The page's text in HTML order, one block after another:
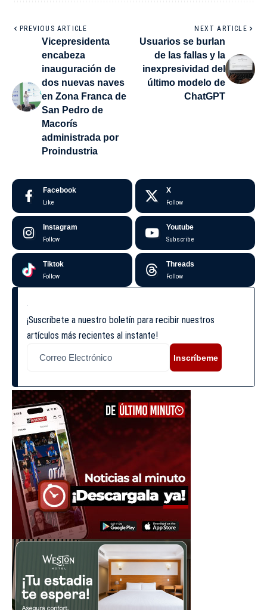
PREVIOUS ARTICLE
Vicepresidenta
encabeza
inauguración de
dos nuevas naves
en Zona Franca de
San Pedro de
Macorís
administrada por
Proindustria
NEXT ARTICLE
Usuarios se burlan
de las fallas y la
inexpresividad del
último modelo de
ChatGPT
Facebook
Like
X
Follow
Instagram
Follow
Youtube
Subscribe
Tiktok
Follow
Threads
Follow
¡Suscríbete a nuestro boletín para recibir nuestros
artículos más recientes al instante!
Inscríbeme